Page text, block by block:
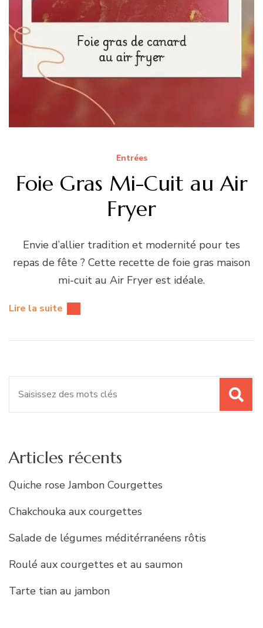
Entrées
Foie Gras Mi-Cuit au Air
Fryer
Envie d’allier tradition et modernité pour tes
repas de fête ? Cette recette de foie gras maison
mi-cuit au Air Fryer est idéale.
Lire la suite
Articles récents
Quiche rose Jambon Courgettes
Chakchouka aux courgettes
Salade de légumes méditérranéens rôtis
Roulé aux courgettes et au saumon
Tarte tian au jambon